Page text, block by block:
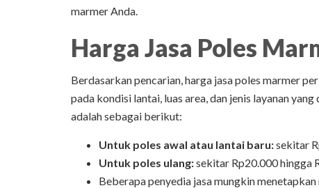
marmer Anda.
Harga Jasa Poles
Berdasarkan pencarian, harga jasa poles marmer
pada kondisi lantai, luas area, dan jenis layanan
adalah sebagai berikut:
Untuk poles awal atau lantai baru:sekitar
Untuk poles ulang:sekitar Rp20.000 hingga
Beberapa penyedia jasa mungkin